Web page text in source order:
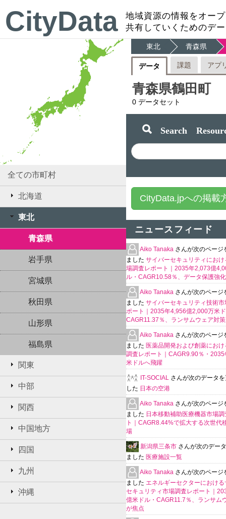
CityData
地域資源の情報をオー
共有していくためのデ
全ての市町村
北海道
東北
青森県
岩手県
宮城県
秋田県
山形県
福島県
関東
中部
関西
中国地方
四国
九州
沖縄
東北 青森県
データ 課題 アプ
青森県鶴田町
0 データセット
Search
CityData.jpへの掲載
ニュースフィード
Aiko Tanaka さんが次のページ
ました サイバーセキュリティにおけ
場調査レポート｜2035年2,073億
ル・CAGR10.58％、データ保護強
Aiko Tanaka さんが次のページ
ました サイバーセキュリティ技術市
ポート｜2035年4,956億2,000万米
CAGR11.37％、ランサムウェア対
Aiko Tanaka さんが次のページ
ました 医薬品開発および創薬にお
調査レポート｜CAGR9.90％・
米ドルへ飛躍
IT-SOCIAL さんが次のデータ
した 日本の空港
Aiko Tanaka さんが次のページ
ました 日本移動補助医療機器市場
ト｜CAGR8.44%で拡大する次世代
場
新潟県三条市 さんが次のデー
ました 医療施設一覧
Aiko Tanaka さんが次のページ
ました エネルギーセクターにおけ
セキュリティ市場調査レポート｜
億米ドル・CAGR11.7％、ランサム
が焦点